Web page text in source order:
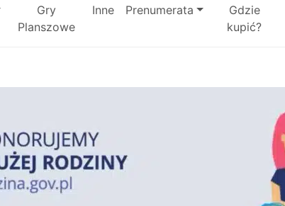
Gry
Planszowe
Inne Prenumerata
Gdzie
kupić?